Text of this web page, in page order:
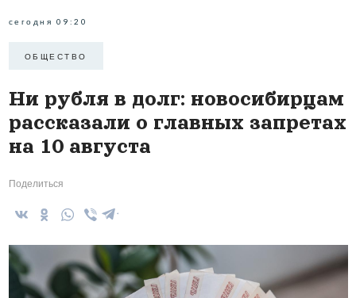
сегодня 09:20
ОБЩЕСТВО
Ни рубля в долг: новосибирцам
рассказали о главных запретах
на 10 августа
Поделиться